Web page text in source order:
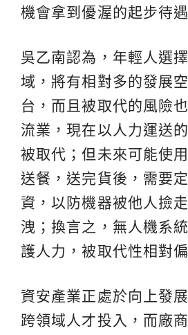
機會拿到優渥的起步待遇
吳乙南認為，年輕人選
域，將有相對多的發展
台，而且被取代的風險
流業，現在以人力運送
被取代；但未來可能使
送餐，送完貨後，需要
資，以防機器被他人撿
洩；換言之，無人機系
護人力，被取代性相對偏
資安產業正處於向上發
跨領域人才投入，而廠